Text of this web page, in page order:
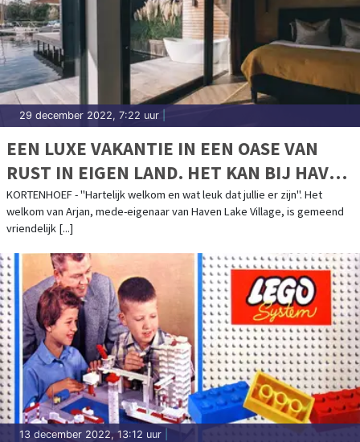
29 december 2022, 7:22 uur
EEN LUXE VAKANTIE IN EEN OASE VAN
RUST IN EIGEN LAND. HET KAN BIJ HAVEN
LAKE VILLAGE!
KORTENHOEF - "Hartelijk welkom en wat leuk dat jullie er zijn". Het
welkom van Arjan, mede-eigenaar van Haven Lake Village, is gemeend
vriendelijk [...]
13 december 2022, 13:12 uur